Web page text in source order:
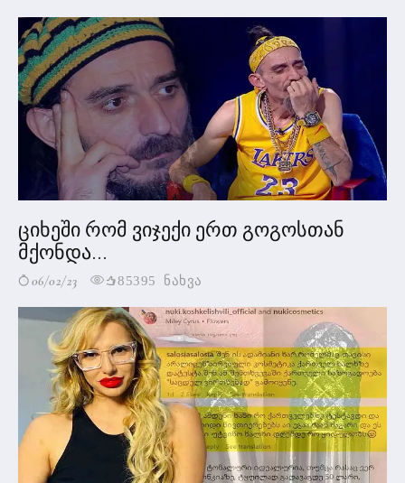
ციხეში რომ ვიჯექი ერთ გოგოსთან
მქონდა...
06/02/23 85395 ნახვა